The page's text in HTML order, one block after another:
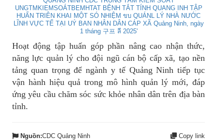
Hoạt động tập huấn góp phần nâng cao nhận thức,
năng lực quản lý cho đội ngũ cán bộ cấp xã, tạo nền
tảng quan trọng để ngành y tế Quảng Ninh tiếp tục
vận hành hiệu quả trong mô hình quản lý mới, đáp
ứng yêu cầu chăm sóc sức khỏe nhân dân trên địa bàn
tỉnh.
Nguồn:CDC Quảng Ninh
Copy link